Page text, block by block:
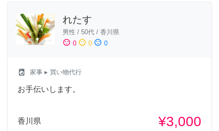
れたす
男性 / 50代 / 香川県
sentiment_satisfied 0 sentiment_neutral 0 sentiment_dissatisfied 0
local_laundry_service 家事 ▸ 買い物代行
お手伝いします。
香川県 ¥3,000